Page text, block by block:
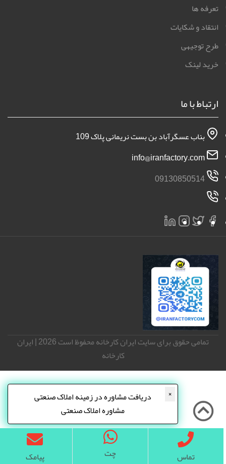
تماس چت پیامک
×
دریافت مشاوره در زمینه املاک صنعتی
مشاوره املاک صنعتی
تعرفه ها
انتقاد و شکایات
طرح توجیهی
خرید لینک
ارتباط با ما
بناب عسگرآباد بن بست نریمانی پلاک 109
09130850514
تمامی حقوق برای سایت ایران کارخانه محفوظ است 2026 | ایران
کارخانه